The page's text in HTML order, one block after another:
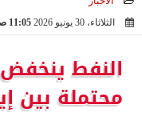
الثلاثاء، 30 يونيو 2026
11:05 صـ
النفط
محتملة بين